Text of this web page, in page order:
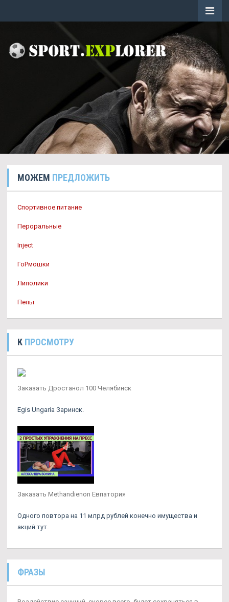
МОЖЕМ ПРЕДЛОЖИТЬ
Спортивное питание
Пероральные
Inject
ГоРмошки
Липолики
Пепы
К ПРОСМОТРУ
Заказать Дростанол 100 Челябинск
Egis Ungaria Заринск.
Заказать Methandienon Евпатория
Одного повтора на 11 млрд рублей конечно имущества и
акций тут.
ФРАЗЫ